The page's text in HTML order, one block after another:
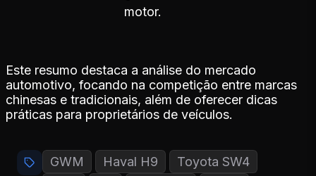
motor.
Este resumo destaca a análise do mercado
automotivo, focando na competição entre marcas
chinesas e tradicionais, além de oferecer dicas
práticas para proprietários de veículos.
GWM Haval H9
Toyota SW4